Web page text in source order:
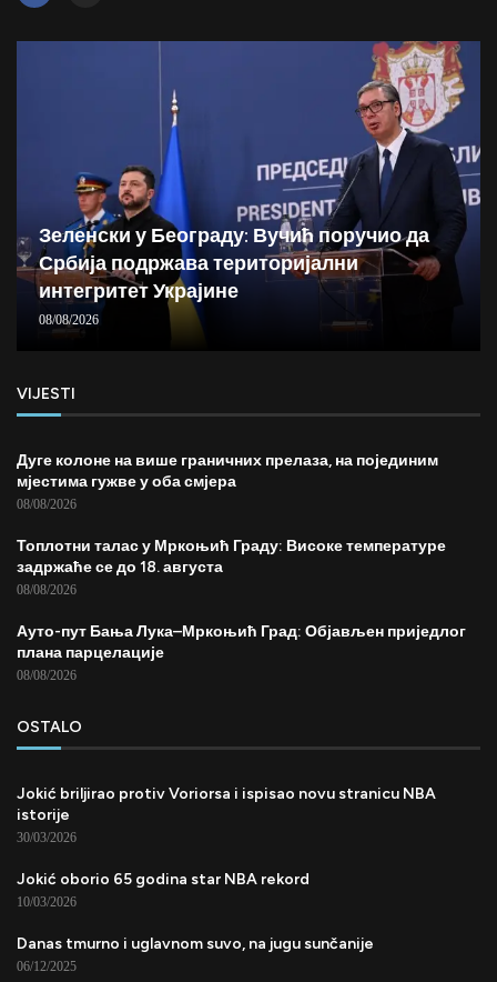
Зеленски у Београду: Вучић поручио да
Србија подржава територијални
интегритет Украјине
08/08/2026
VIJESTI
Дуге колоне на више граничних прелаза, на појединим
мјестима гужве у оба смјера
08/08/2026
Топлотни талас у Мркоњић Граду: Високе температуре
задржаће се до 18. августа
08/08/2026
Ауто-пут Бања Лука–Мркоњић Град: Објављен приједлог
плана парцелације
08/08/2026
OSTALO
Jokić briljirao protiv Voriorsa i ispisao novu stranicu NBA
istorije
30/03/2026
Jokić oborio 65 godina star NBA rekord
10/03/2026
Danas tmurno i uglavnom suvo, na jugu sunčanije
06/12/2025